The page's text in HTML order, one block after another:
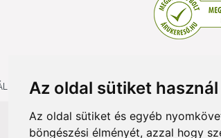
Az oldal sütiket használ
Az oldal sütiket és egyéb
böngészési élményét, azzal hogy